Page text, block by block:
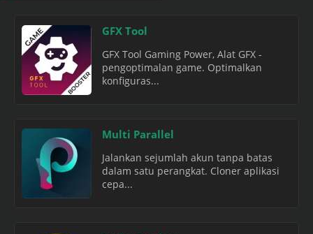
GFX Tool
GFX Tool Gaming Power, Alat GFX -
pengoptimalan game. Optimalkan
konfiguras...
Multi Parallel
Jalankan sejumlah akun tanpa batas
dalam satu perangkat. Cloner aplikasi
cepa...